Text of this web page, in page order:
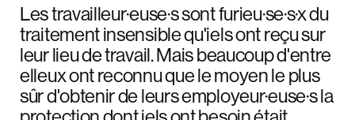
Les travailleur·euse·s sont furieu·se·s·x du
traitement insensible qu'iels ont reçu sur
leur lieu de travail. Mais beaucoup d'entre
elleux ont reconnu que le moyen le plus
sûr d'obtenir de leurs employeur·euse·s la